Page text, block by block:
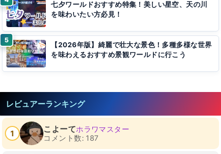
七夕ワールドおすすめ特集！美しい星空、天の川
を味わいたい方必見！
【2026年版】綺麗で壮大な景色！多種多様な世界
を味わえるおすすめ景観ワールドに行こう
レビュアーランキング
1 こよーてホラワマスター
コメント数: 187